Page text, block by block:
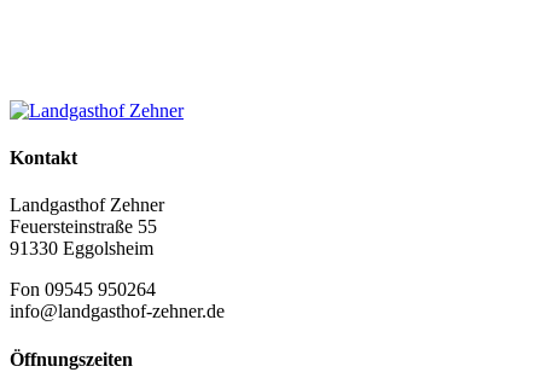
Kontakt
Landgasthof Zehner
Feuersteinstraße 55
91330 Eggolsheim
Fon 09545 950264
info@landgasthof-zehner.de
Öffnungszeiten